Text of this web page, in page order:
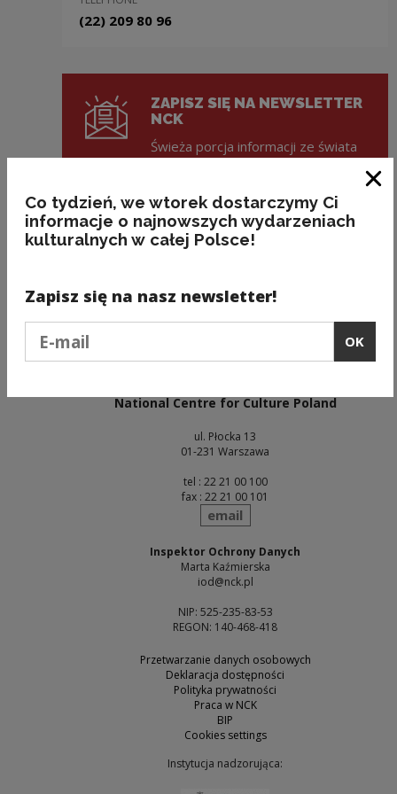
(22) 209 80 96
ZAPISZ SIĘ NA NEWSLETTER
NCK
Świeża porcja informacji ze świata
NCC BOOKSTORE
Check
Note, the link will open in a new window
National Centre for Culture Poland
ul. Płocka 13
01-231 Warszawa
tel : 22 21 00 100
fax : 22 21 00 101
send
email
Inspektor Ochrony Danych
Marta Kaźmierska
iod@nck.pl
NIP: 525-235-83-53
REGON: 140-468-418
Przetwarzanie danych osobowych
Deklaracja dostępności
Polityka prywatności
Praca w NCK
BIP
Cookies settings
Instytucja nadzorująca:
Co tydzień, we wtorek dostarczymy Ci
informacje o najnowszych wydarzeniach
kulturalnych w całej Polsce!
Zapisz się na nasz newsletter!
OK